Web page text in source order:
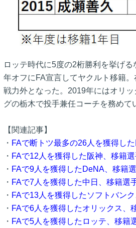
ロッテ時代に5度の2桁勝利を挙げ
年オフにFA宣言してヤクルト移籍
戦力外となった。2019年にはオリ
グの栃木で投手兼任コーチを務めて
【関連記事】
・ FAで断トツ最多の26人を獲得し
・ FAで12人を獲得した阪神、移籍
・ FAで9人を獲得したDeNA、移籍
・ FAで7人を獲得した中日、移籍選
・ FAで13人を獲得したソフトバン
・ FAで6人を獲得したオリックス、
・ FAで5人を獲得したロッテ、移籍